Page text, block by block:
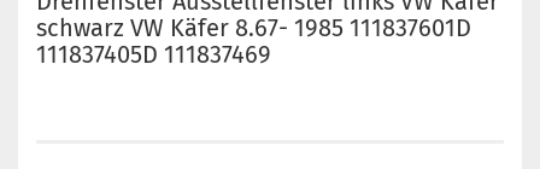
schwarz VW Käfer 8.67- 1985 111837601D
111837405D 111837469